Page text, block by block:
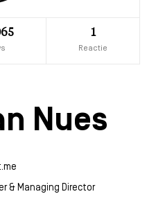
1
Reactie
Nues
& Managing Director